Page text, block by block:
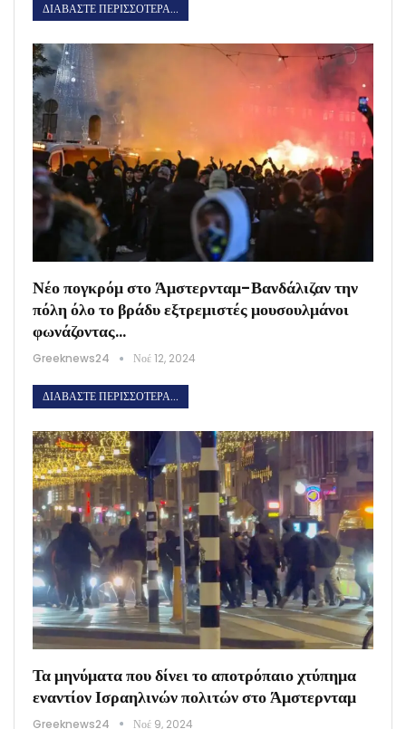
ΔΙΑΒΆΣΤΕ ΠΕΡΙΣΣΌΤΕΡΑ...
Νέο πογκρόμ στο Άμστερνταμ-Βανδάλιζαν την
πόλη όλο το βράδυ εξτρεμιστές μουσουλμάνοι
φωνάζοντας…
Greeknews24 Νοέ 12, 2024
ΔΙΑΒΆΣΤΕ ΠΕΡΙΣΣΌΤΕΡΑ...
Τα μηνύματα που δίνει το αποτρόπαιο χτύπημα
εναντίον Ισραηλινών πολιτών στο Άμστερνταμ
Greeknews24 Νοέ 9, 2024